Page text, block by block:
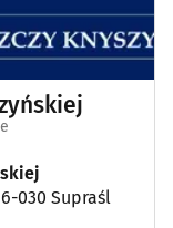
030 Supraśl